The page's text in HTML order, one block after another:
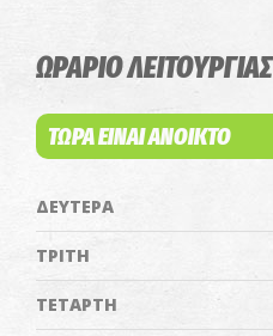
ΩΡΑΡΙΟ ΛΕΙΤΟΥΡΓΙΑΣ
ΤΩΡΑ ΕΙΝΑΙ ΑΝΟΙΚΤΟ
ΔΕΥΤΕΡΑ
ΤΡΙΤΗ
ΤΕΤΑΡΤΗ